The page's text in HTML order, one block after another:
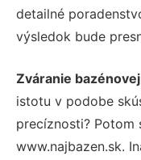
detailné
výsledok bude
Zváranie
istotu v podobe
precíznosti? Potom
www.najbazen.sk.